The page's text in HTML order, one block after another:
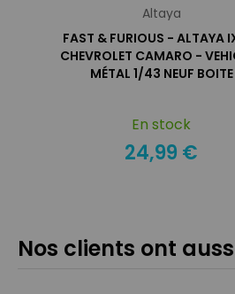
Altaya
FAST & FURIOUS - ALTAYA
CHEVROLET CAMARO -
MÉTAL 1/43 NEUF BOITE
En stock
24,99 €
Nos clients ont